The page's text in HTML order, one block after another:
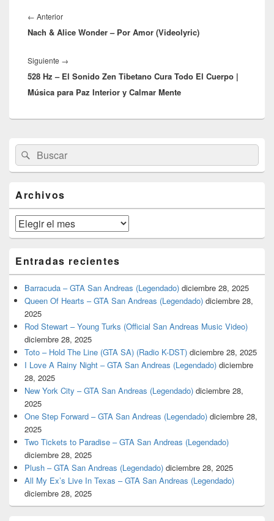
de
entradas
← AnteriorEntrada
anterior:
Nach & Alice Wonder – Por Amor (Videolyric)
Siguiente →
siguiente:
528 Hz – El Sonido Zen Tibetano Cura Todo El Cuerpo |
Música para Paz Interior y Calmar Mente
área
de
widget
lateral
primaria
Buscar
por:
Buscar
Archivos
Archivos
Entradas recientes
Barracuda – GTA San Andreas (Legendado) diciembre 28, 2025
Queen Of Hearts – GTA San Andreas (Legendado) diciembre 28,
2025
Rod Stewart – Young Turks (Official San Andreas Music Video)
diciembre 28, 2025
Toto – Hold The Line (GTA SA) (Radio K-DST) diciembre 28, 2025
I Love A Rainy Night – GTA San Andreas (Legendado) diciembre
28, 2025
New York City – GTA San Andreas (Legendado) diciembre 28,
2025
One Step Forward – GTA San Andreas (Legendado) diciembre 28,
2025
Two Tickets to Paradise – GTA San Andreas (Legendado)
diciembre 28, 2025
Plush – GTA San Andreas (Legendado) diciembre 28, 2025
All My Ex’s Live In Texas – GTA San Andreas (Legendado)
diciembre 28, 2025